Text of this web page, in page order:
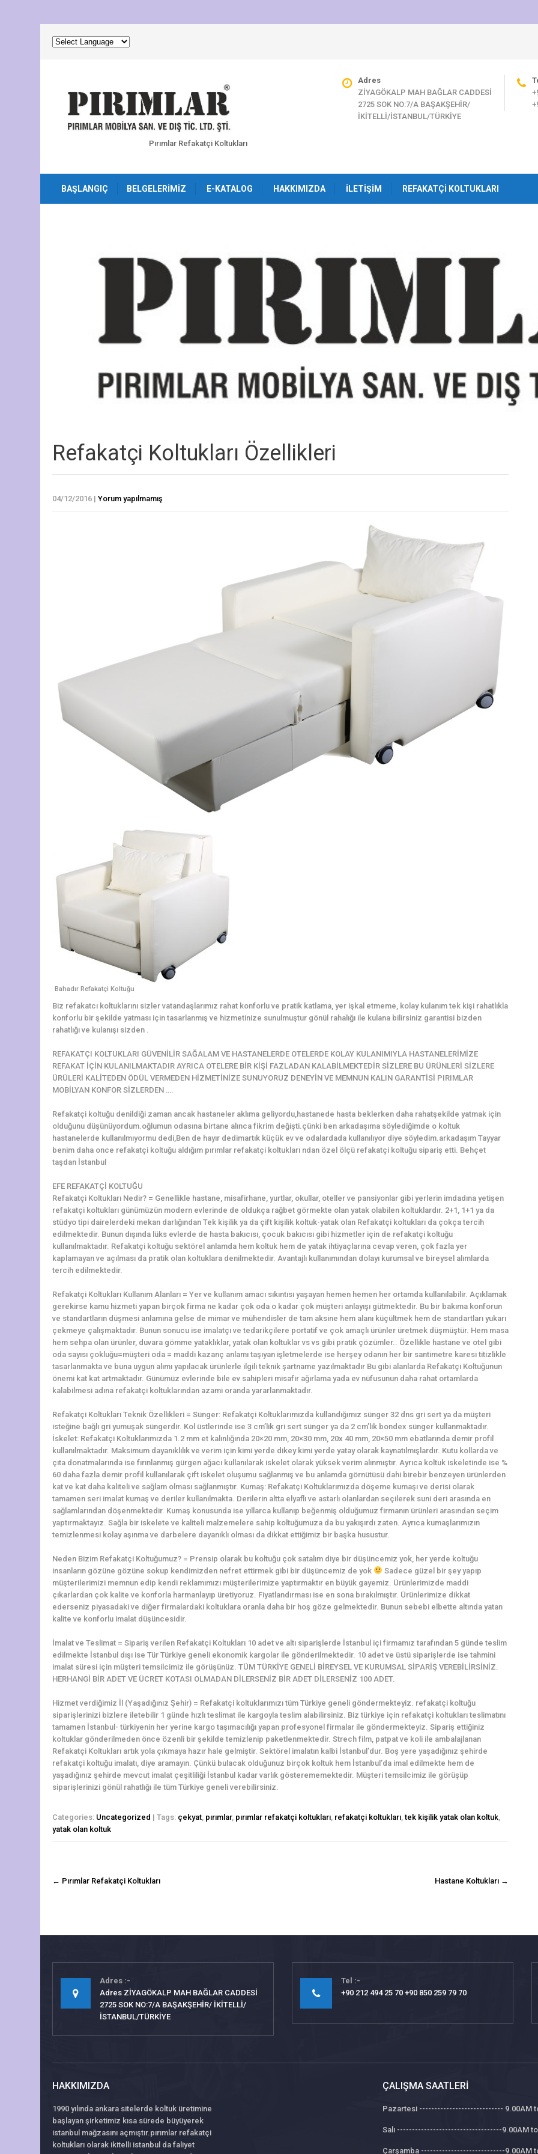
Pırımlar Refakatçi Koltukları
Adres
ZİYAGÖKALP MAH BAĞLAR CADDESİ
2725 SOK NO:7/A BAŞAKŞEHİR/
İKİTELLİ/İSTANBUL/TÜRKİYE
BAŞLANGIÇ BELGELERIMIZ E-KATALOG HAKKIMIZDA İLETIŞIM REFAKATÇI KOLTUKLARI
Refakatçi Koltukları Özellikleri
04/12/2016 | Yorum yapılmamış
Bahadır Refakatçi Koltuğu
Biz refakatcı koltuklarını sizler vatandaşlarımız rahat konforlu ve pratik katlama, yer işkal etmeme, kolay kulanım tek kişi rahatlıkla
konforlu bir şekilde yatması için tasarlanmış ve hizmetinize sunulmuştur gönül rahalığı ile kulana bilirsiniz garantisi bizden
rahatlığı ve kulanışı sizden .
REFAKATÇI KOLTUKLARI GÜVENİLİR SAĞALAM VE HASTANELERDE OTELERDE KOLAY KULANIMIYLA HASTANELERİMİZE
REFAKAT İÇİN KULANILMAKTADIR AYRICA OTELERE BİR KİŞİ FAZLADAN KALABİLMEKTEDİR SİZLERE BU ÜRÜNLERİ SİZLERE
ÜRÜLERİ KALİTEDEN ÖDÜL VERMEDEN HİZMETİNİZE SUNUYORUZ DENEYİN VE MEMNUN KALIN GARANTİSİ PIRIMLAR
MOBİLYAN KONFOR SİZLERDEN ….
Refakatçi koltuğu denildiği zaman ancak hastaneler aklıma geliyordu,hastanede hasta beklerken daha rahatşekilde yatmak için
olduğunu düşünüyordum.oğlumun odasına birtane alınca fikrim değişti.çünki ben arkadaşıma söylediğimde o koltuk
hastanelerde kullanılmıyormu dedi,Ben de hayır dedimartık küçük ev ve odalardada kullanılıyor diye söyledim.arkadaşım Tayyar
benim daha once refakatçi koltuğu aldığım pırımlar refakatçi koltukları ndan özel ölçü refakatçi koltuğu sipariş etti. Behçet
taşdan İstanbul
EFE REFAKATÇİ KOLTUĞU
Refakatçi Koltukları Nedir? = Genellikle hastane, misafirhane, yurtlar, okullar, oteller ve pansiyonlar gibi yerlerin imdadına yetişen
refakatçi koltukları günümüzün modern evlerinde de oldukça rağbet görmekte olan yatak olabilen koltuklardır. 2+1, 1+1 ya da
stüdyo tipi dairelerdeki mekan darlığından Tek kişilik ya da çift kişilik koltuk-yatak olan Refakatçi koltukları da çokça tercih
edilmektedir. Bunun dışında lüks evlerde de hasta bakıcısı, çocuk bakıcısı gibi hizmetler için de refakatçi koltuğu
kullanılmaktadır. Refakatçi koltuğu sektörel anlamda hem koltuk hem de yatak ihtiyaçlarına cevap veren, çok fazla yer
kaplamayan ve açılması da pratik olan koltuklara denilmektedir. Avantajlı kullanımından dolayı kurumsal ve bireysel alımlarda
tercih edilmektedir.
Refakatçi Koltukları Kullanım Alanları = Yer ve kullanım amacı sıkıntısı yaşayan hemen hemen her ortamda kullanılabilir. Açıklamak
gerekirse kamu hizmeti yapan birçok firma ne kadar çok oda o kadar çok müşteri anlayışı gütmektedir. Bu bir bakıma konforun
ve standartların düşmesi anlamına gelse de mimar ve mühendisler de tam aksine hem alanı küçültmek hem de standartları yukarı
çekmeye çalışmaktadır. Bunun sonucu ise imalatçı ve tedarikçilere portatif ve çok amaçlı ürünler üretmek düşmüştür. Hem masa
hem sehpa olan ürünler, duvara gömme yataklıklar, yatak olan koltuklar vs vs gibi pratik çözümler.. Özellikle hastane ve otel gibi
oda sayısı çokluğu=müşteri oda = maddi kazanç anlamı taşıyan işletmelerde ise herşey odanın her bir santimetre karesi titizlikle
tasarlanmakta ve buna uygun alımı yapılacak ürünlerle ilgili teknik şartname yazılmaktadır Bu gibi alanlarda Refakatçi Koltuğunun
önemi kat kat artmaktadır. Günümüz evlerinde bile ev sahipleri misafir ağırlama yada ev nüfusunun daha rahat ortamlarda
kalabilmesi adına refakatçi koltuklarından azami oranda yararlanmaktadır.
Refakatçi Koltukları Teknik Özellikleri = Sünger: Refakatçi Koltuklarımızda kullandığımız sünger 32 dns gri sert ya da müşteri
isteğine bağlı gri yumuşak süngerdir. Kol üstlerinde ise 3 cm’lik gri sert sünger ya da 2 cm’lik bondex sünger kullanmaktadır.
İskelet: Refakatçi Koltuklarımızda 1.2 mm et kalınlığında 20×20 mm, 20×30 mm, 20x 40 mm, 20×50 mm ebatlarında demir profil
kullanılmaktadır. Maksimum dayanıklılık ve verim için kimi yerde dikey kimi yerde yatay olarak kaynatılmışlardır. Kutu kollarda ve
çıta donatmalarında ise fırınlanmış gürgen ağacı kullanılarak iskelet olarak yüksek verim alınmıştır. Ayrıca koltuk iskeletinde ise %
60 daha fazla demir profil kullanılarak çift iskelet oluşumu sağlanmış ve bu anlamda görnütüsü dahi birebir benzeyen ürünlerden
kat ve kat daha kaliteli ve sağlam olması sağlanmıştır. Kumaş: Refakatçi Koltuklarımızda döşeme kumaşı ve derisi olarak
tamamen seri imalat kumaş ve deriler kullanılmakta. Derilerin altta elyaflı ve astarlı olanlardan seçilerek suni deri arasında en
sağlamlarından döşenmektedir. Kumaş konusunda ise yıllarca kullanıp beğenmiş olduğumuz firmanın ürünleri arasından seçim
yaptırmaktayız. Sağla bir iskelete ve kaliteli malzemelere sahip koltuğumuza da bu yakışırdı zaten. Ayrıca kumaşlarımızın
temizlenmesi kolay aşınma ve darbelere dayanıklı olması da dikkat ettiğimiz bir başka husustur.
Neden Bizim Refakatçi Koltuğumuz? = Prensip olarak bu koltuğu çok satalım diye bir düşüncemiz yok, her yerde koltuğu
insanların gözüne gözüne sokup kendimizden nefret ettirmek gibi bir düşüncemiz de yok
Sadece güzel bir şey yapıp
müşterilerimizi memnun edip kendi reklamımızı müşterilerimize yaptırmaktır en büyük gayemiz. Ürünlerimizde maddi
çıkarlardan çok kalite ve konforla harmanlayıp üretiyoruz. Fiyatlandırması ise en sona bırakılmıştır. Ürünlerimize dikkat
ederseniz piyasadaki ve diğer firmalardaki koltuklara oranla daha bir hoş göze gelmektedir. Bunun sebebi elbette altında yatan
kalite ve konforlu imalat düşüncesidir.
İmalat ve Teslimat = Sipariş verilen Refakatçi Koltukları 10 adet ve altı siparişlerde İstanbul içi firmamız tarafından 5 günde teslim
edilmekte İstanbul dışı ise Tür Türkiye geneli ekonomik kargolar ile gönderilmektedir. 10 adet ve üstü siparişlerde ise tahmini
imalat süresi için müşteri temsilcimiz ile görüşünüz. TÜM TÜRKİYE GENELİ BİREYSEL VE KURUMSAL SİPARİŞ VEREBİLİRSİNİZ.
HERHANGİ BİR ADET VE ÜCRET KOTASI OLMADAN DİLERSENİZ BİR ADET DİLERSENİZ 100 ADET.
Hizmet verdiğimiz İl (Yaşadığınız Şehir) = Refakatçi koltuklarımızı tüm Türkiye geneli göndermekteyiz. refakatçi koltuğu
siparişlerinizi bizlere iletebilir 1 günde hızlı teslimat ile kargoyla teslim alabilirsiniz. Biz türkiye için refakatçi koltukları teslimatını
tamamen İstanbul- türkiyenin her yerine kargo taşımacılığı yapan profesyonel firmalar ile göndermekteyiz. Sipariş ettiğiniz
koltuklar gönderilmeden önce özenli bir şekilde temizlenip paketlenmektedir. Strech film, patpat ve koli ile ambalajlanan
Refakatçi Koltukları artık yola çıkmaya hazır hale gelmiştir. Sektörel imalatın kalbi İstanbul’dur. Boş yere yaşadığınız şehirde
refakatçi koltuğu imalatı, diye aramayın. Çünkü bulacak olduğunuz birçok koltuk hem İstanbul’da imal edilmekte hem de
yaşadığınız şehirde mevcut imalat çeşitliliği İstanbul kadar varlık gösterememektedir. Müşteri temsilcimiz ile görüşüp
siparişlerinizi gönül rahatlığı ile tüm Türkiye geneli verebilirsiniz.
Categories: Uncategorized | Tags: çekyat pırımlar, pırımlar refakatçi koltukları refakatçi koltukları ,tek kişilik yatak olan koltuk
yatak olan koltuk
navigasyon
← Pırımlar Refakatçi Koltukları Hastane Koltukları →
Adres
Adres ZİYAGÖKALP MAH BAĞLAR CADDESİ
2725 SOK NO:7/A BAŞAKŞEHİR/ İKİTELLİ/
İSTANBUL/TÜRKİYE
Tel
+90 212 494 25 70 +90 850 259 79 70
HAKKIMIZDA
1990 yılında ankara sitelerde koltuk üretimine
başlayan şirketimiz kısa sürede büyüyerek
istanbul mağzasını açmıştır.pırımlar refakatçi
koltukları olarak ikitelli istanbul da faliyet
ÇALIŞMA SAATLERI
Pazartesi ---------------------------- 9.00AM
Salı -----------------------------------9.00AM to
Çarşamba ----------------------------9.00AM